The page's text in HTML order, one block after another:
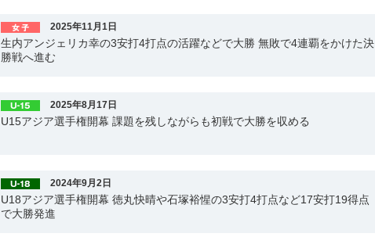
2025年11月1日
生内アンジェリカ幸の3安打4打点の活躍などで大勝 無敗で4連覇をかけた決
勝戦へ進む
2025年8月17日
U15アジア選手権開幕 課題を残しながらも初戦で大勝を収める
2024年9月2日
U18アジア選手権開幕 徳丸快晴や石塚裕惺の3安打4打点など17安打19得点
で大勝発進